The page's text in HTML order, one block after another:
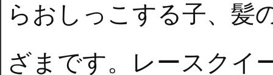
らおしっこする子、髪
ざまです。レースクイ